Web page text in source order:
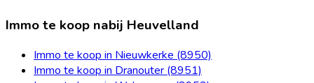
Immo te koop nabij Heuvelland
Immo te koop in Nieuwkerke (8950)
Immo te koop in Dranouter (8951)